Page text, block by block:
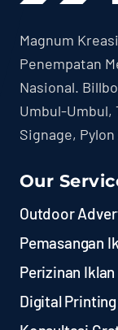
Magnum
Penempatan
Nasional.
Umbul-Umbul,
Signage,
Our
Outdoor
Pemasangan
Perizinan Iklan
Digital Printing